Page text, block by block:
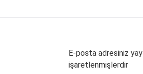
E-posta adresiniz
işaretlenmişlerdir